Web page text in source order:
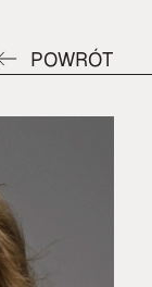
POWRÓT